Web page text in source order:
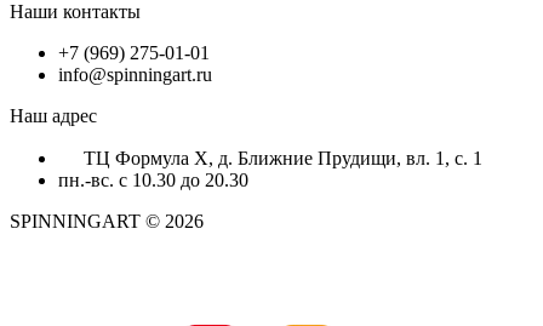
Наши контакты
+7 (969) 275-01-01
info@spinningart.ru
Наш адрес
ТЦ Формула X, д. Ближние Прудищи, вл. 1, с. 1
пн.-вс. с 10.30 до 20.30
SPINNINGART © 2026